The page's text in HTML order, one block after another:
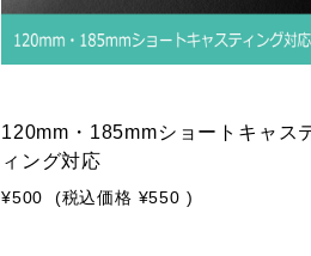
120mm・185mmショートキャス
ィング対応
¥500 (税込価格 ¥550 )